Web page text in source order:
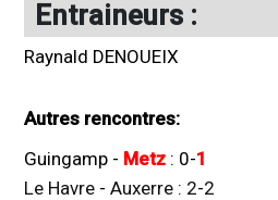
Entraineurs :
Raynald DENOUEIX
Autres rencontres:
Guingamp - Metz : 0-1
Le Havre - Auxerre : 2-2